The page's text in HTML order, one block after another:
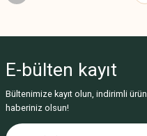
E-bülten kayıt
Bültenimize kayıt olun, indirimli
haberiniz olsun!